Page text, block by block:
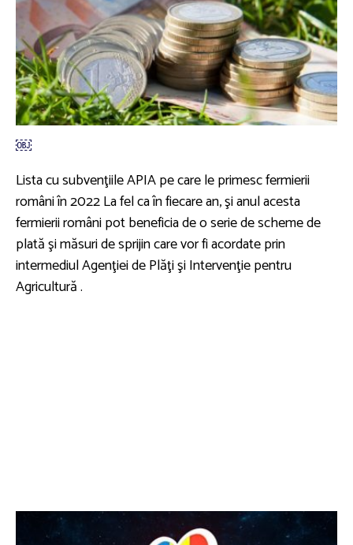
￼
Lista cu subvenţiile APIA pe care le primesc fermierii
români în 2022 La fel ca în fiecare an, şi anul acesta
fermierii români pot beneficia de o serie de scheme de
plată şi măsuri de sprijin care vor fi acordate prin
intermediul Agenţiei de Plăţi şi Intervenţie pentru
Agricultură .